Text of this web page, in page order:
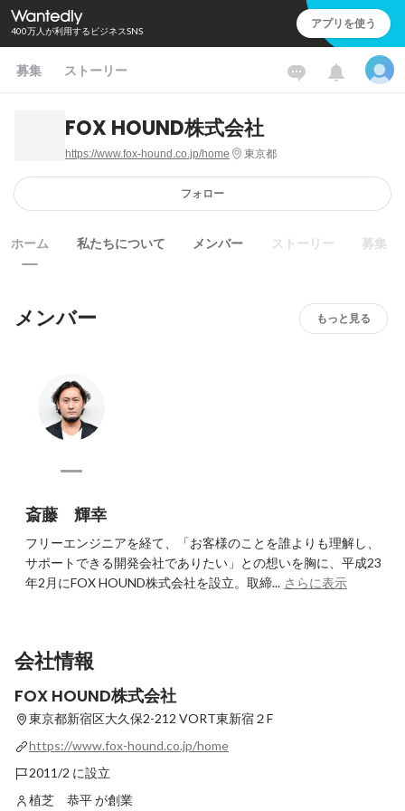
400万人が利用するビジネスSNS アプリを使う
募集 ストーリー
FOX HOUND株式会社
https://www.fox-hound.co.jp/home 東京都
フォロー
ホーム 私たちについて メンバー ストーリー 募集
メンバー もっと見る
斎藤 輝幸
フリーエンジニアを経て、「お客様のことを誰よりも理解し、
サポートできる開発会社でありたい」との想いを胸に、平成23
年2月にFOX HOUND株式会社を設立。取締... さらに表示
会社情報
FOX HOUND株式会社
東京都新宿区大久保2-212 VORT東新宿２F
https://www.fox-hound.co.jp/home
2011/2 に設立
植芝 恭平 が創業